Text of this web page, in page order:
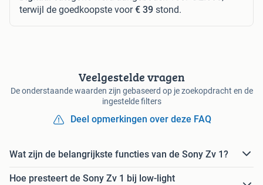
terwijl de goedkoopste voor€ 39 stond.
Veelgestelde vragen
De onderstaande waarden zijn gebaseerd op je zoekopdracht en de
ingestelde filters
Deel opmerkingen over deze FAQ
Wat zijn de belangrijkste functies van de Sony Zv 1?
Hoe presteert de Sony Zv 1 bij low-light